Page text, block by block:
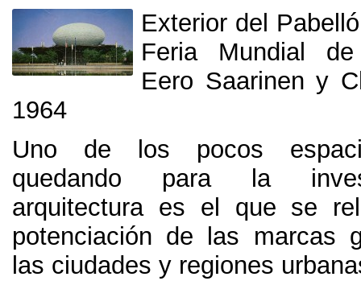
Exterior del
Feria Mundial
Eero Saarinen y
1964
Uno de los pocos
quedando para la
arquitectura es el que se
potenciación de las marcas
las ciudades y regiones